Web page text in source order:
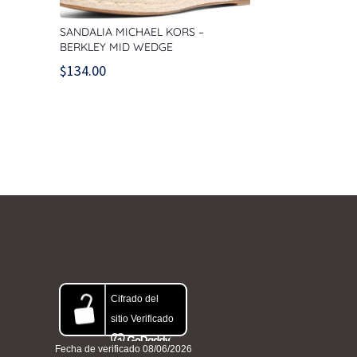
SANDALIA MICHAEL KORS –
BERKLEY MID WEDGE
$134.00